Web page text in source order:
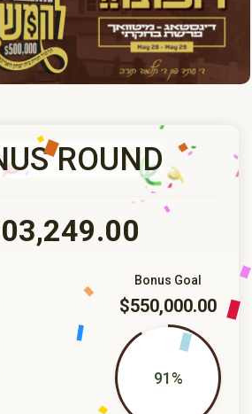
ROUND
Bonus Goal
$550,000.00
91%